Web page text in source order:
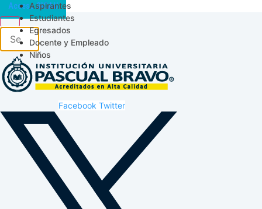
Aspirantes
Estudiantes
Egresados
Docente y Empleado
Niños
Acceso SICAU
Facebook Twitter